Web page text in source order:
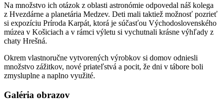
Na množstvo ich otázok z oblasti astronómie odpovedal náš kolega
z Hvezdárne a planetária Medzev. Deti mali taktiež možnosť pozrieť
si expozíciu Príroda Karpát, ktorá je súčasťou Východoslovenského
múzea v Košiciach a v rámci výletu si vychutnali krásne výhľady z
chaty Hrešná.
Okrem vlastnoručne vytvorených výrobkov si domov odniesli
množstvo zážitkov, nové priateľstvá a pocit, že dni v tábore boli
zmysluplne a naplno využité.
Galéria obrazov